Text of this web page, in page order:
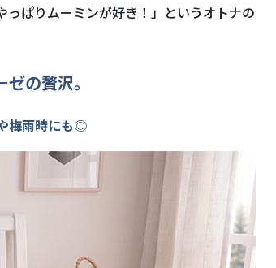
っぱりムーミンが好き！」というオトナの
の贅沢。
梅雨時にも◎